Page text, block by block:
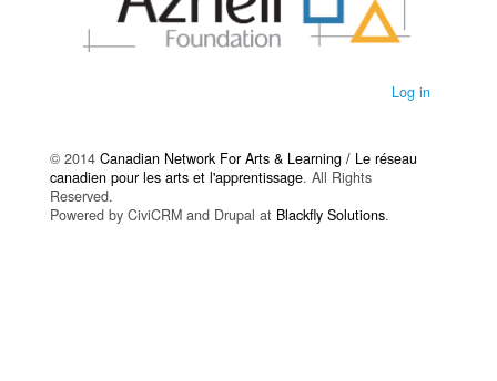
Log in
© 2014 Canadian Network For Arts & Learning / Le réseau
canadien pour les arts et l'apprentissage. All Rights
Reserved.
Powered by CiviCRM and Drupal at Blackfly Solutions.